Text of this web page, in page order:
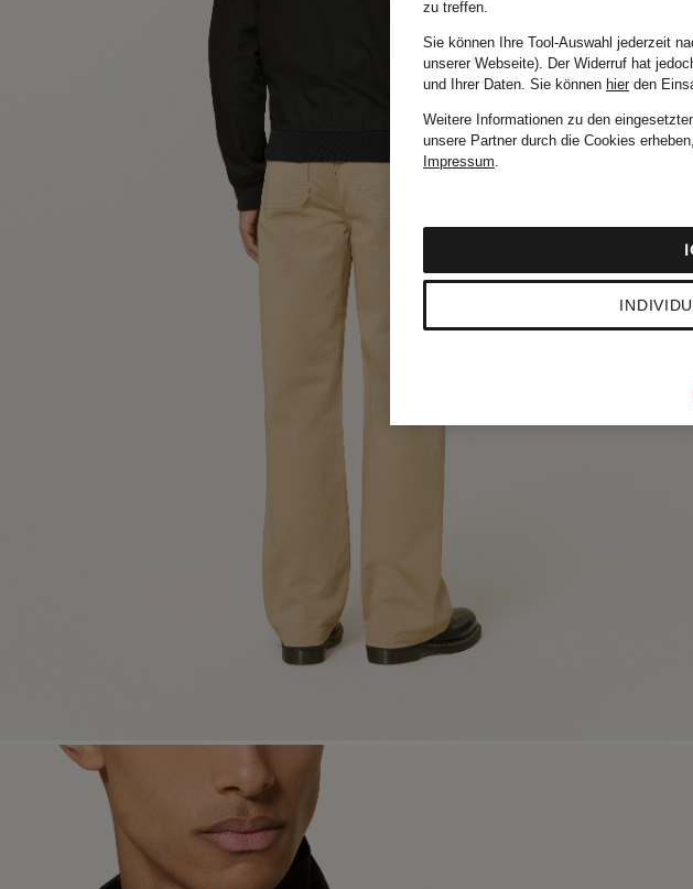
zu treffen.
Sie können Ihre Tool-Auswahl jederzeit
unserer Webseite). Der Widerruf hat
und Ihrer Daten. Sie können hierden
Weitere Informationen zu den
unsere Partner durch die Cookies
Impressum.